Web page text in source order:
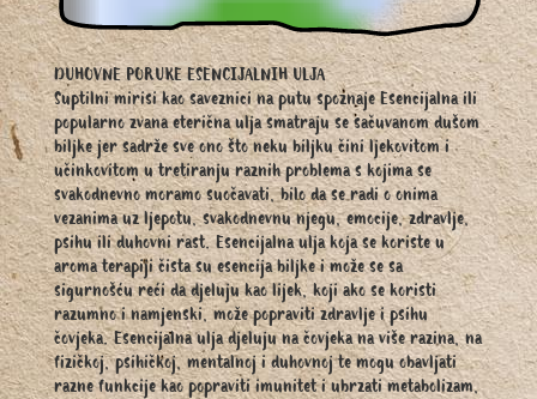
DUHOVNE PORUKE ESENCIJALNIH ULJA
Suptilni mirisi kao saveznici na putu spoznaje Esencijalna ili
popularno zvana eterična ulja smatraju se sačuvanom dušom
biljke jer sadrže sve ono što neku biljku čini ljekovitom i
učinkovitom u tretiranju raznih problema s kojima se
svakodnevno moramo suočavati, bilo da se radi o onima
vezanima uz ljepotu, svakodnevnu njegu, emocije, zdravlje,
psihu ili duhovni rast. Esencijalna ulja koja se koriste u
aroma terapiji čista su esencija biljke i može se sa
sigurnošću reći da djeluju kao lijek, koji ako se koristi
razumno i namjenski, može popraviti zdravlje i psihu
čovjeka. Esencijalna ulja djeluju na čovjeka na više razina, na
fizičkoj, psihičkoj, mentalnoj i duhovnoj te mogu obavljati
razne funkcije kao popraviti imunitet i ubrzati metabolizam,